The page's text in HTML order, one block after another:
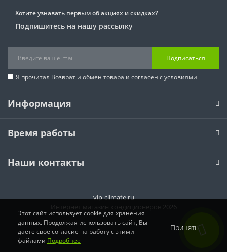
Хотите узнавать первым об акциях и скидках?
Подпишитесь на нашу рассылку
Подписаться
Я прочитал Возврат и обмен товара и согласен с условиями
Информация
Время работы
Наши контакты
vip-climate.ru
Интернет магазин кондиционеров 2026
Этот сайт использует cookie для хранения
данных. Продолжая использовать сайт, Вы
даете свое согласие на работу с этими
файлами Подробнее
Принять